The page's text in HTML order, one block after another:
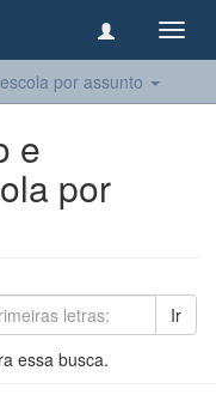
por assunto
e
por
Ir
essa busca.